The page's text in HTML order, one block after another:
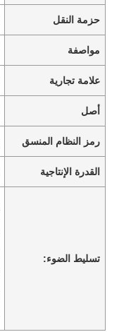
حزمة النقل
مواصفة
علامة تجارية
أصل
رمز النظام المنسق
القدرة الإنتاجية
تسليط الضوء: